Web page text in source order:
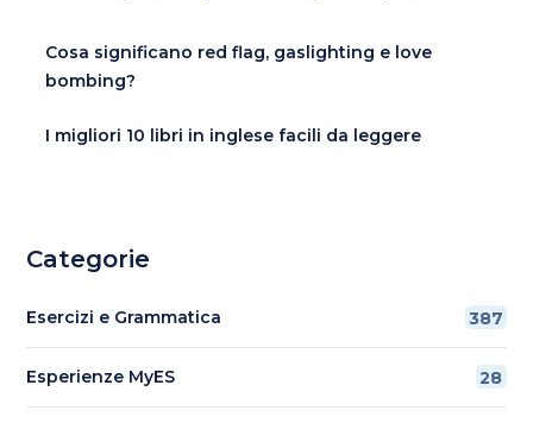
Cosa significano red flag, gaslighting e love
bombing?
I migliori 10 libri in inglese facili da leggere
Categorie
Esercizi e Grammatica 387
Esperienze MyES 28